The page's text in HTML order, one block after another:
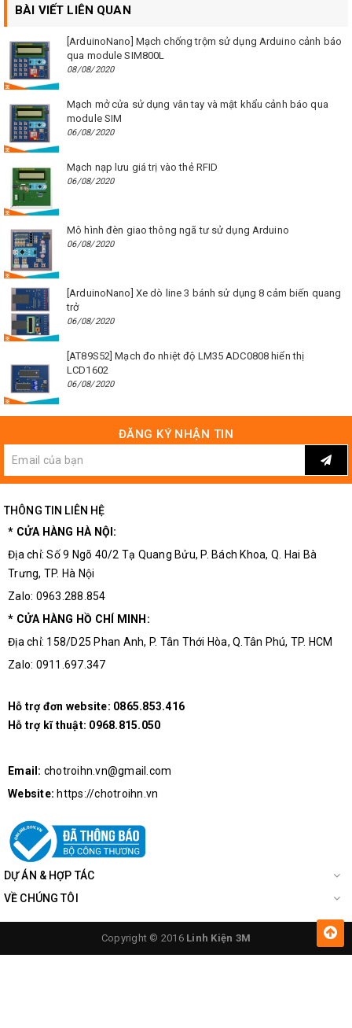
BÀI VIẾT LIÊN QUAN
[ArduinoNano] Mạch chống trộm sử dụng Arduino cảnh báo
qua module SIM800L
08/08/2020
Mạch mở cửa sử dụng vân tay và mật khẩu cảnh báo qua
module SIM
06/08/2020
Mạch nạp lưu giá trị vào thẻ RFID
06/08/2020
Mô hình đèn giao thông ngã tư sử dụng Arduino
06/08/2020
[ArduinoNano] Xe dò line 3 bánh sử dụng 8 cảm biến quang
trở
06/08/2020
[AT89S52] Mạch đo nhiệt độ LM35 ADC0808 hiển thị
LCD1602
06/08/2020
ĐĂNG KÝ NHẬN TIN
THÔNG TIN LIÊN HỆ
* CỬA HÀNG HÀ NỘI:
Địa chỉ: Số 9 Ngõ 40/2 Tạ Quang Bửu, P. Bách Khoa, Q. Hai Bà
Trưng, TP. Hà Nội
Zalo: 0963.288.854
* CỬA HÀNG HỒ CHÍ MINH:
Địa chỉ: 158/D25 Phan Anh, P. Tân Thới Hòa, Q.Tân Phú, TP. HCM
Zalo: 0911.697.347
Hỗ trợ đơn website: 0865.853.416
Hỗ trợ kĩ thuật: 0968.815.050
Email: chotroihn.vn@gmail.com
Website: https://chotroihn.vn
DỰ ÁN & HỢP TÁC
VỀ CHÚNG TÔI
Copyright © 2016 Linh Kiện 3M